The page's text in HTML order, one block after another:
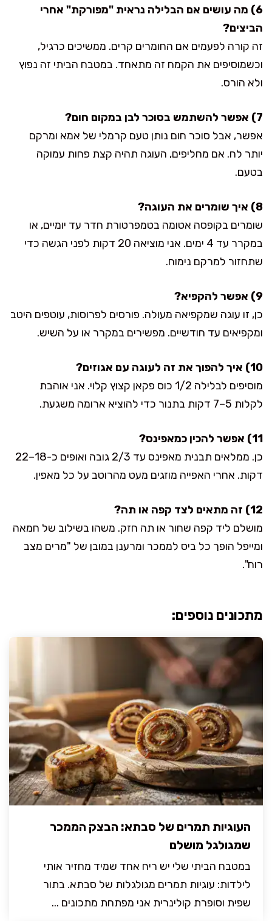
6) מה עושים אם הבלילה נראית "מפורקת" אחרי
הביצים?
זה קורה לפעמים אם החומרים קרים. ממשיכים כרגיל,
וכשמוסיפים את הקמח זה מתאחד. במטבח הביתי זה נפוץ
ולא הורס.
7) אפשר להשתמש בסוכר לבן במקום חום?
אפשר, אבל סוכר חום נותן טעם קרמלי של אמא ומרקם
יותר לח. אם מחליפים, העוגה תהיה קצת פחות עמוקה
בטעם.
8) איך שומרים את העוגה?
שומרים בקופסה אטומה בטמפרטורת חדר עד יומיים, או
במקרר עד 4 ימים. אני מוציאה 20 דקות לפני הגשה כדי
שתחזור למרקם נימוח.
9) אפשר להקפיא?
כן, זו עוגה שמקפיאה מעולה. פורסים לפרוסות, עוטפים היטב
ומקפיאים עד חודשיים. מפשירים במקרר או על השיש.
10) איך להפוך את זה לעוגה עם אגוזים?
מוסיפים לבלילה 1/2 כוס פקאן קצוץ קלוי. אני אוהבת
לקלות 5–7 דקות בתנור כדי להוציא ארומה משגעת.
11) אפשר להכין כמאפינס?
כן. ממלאים תבנית מאפינס עד 2/3 גובה ואופים כ-18–22
דקות. אחרי האפייה מוזגים מעט מהרוטב על כל מאפין.
12) זה מתאים לצד קפה או תה?
מושלם ליד קפה שחור או תה חזק. משהו בשילוב של חמאה
ומייפל הופך כל ביס לממכר ומרענן במובן של "מרים מצב
רוח".
מתכונים נוספים:
העוגיות תמרים של סבתא: הבצק הממכר
שמגולגל מושלם
במטבח הביתי שלי יש ריח אחד שמיד מחזיר אותי
לילדות: עוגיות תמרים מגולגלות של סבתא. בתור
שפית וסופרת קולינרית אני מפתחת מתכונים ...